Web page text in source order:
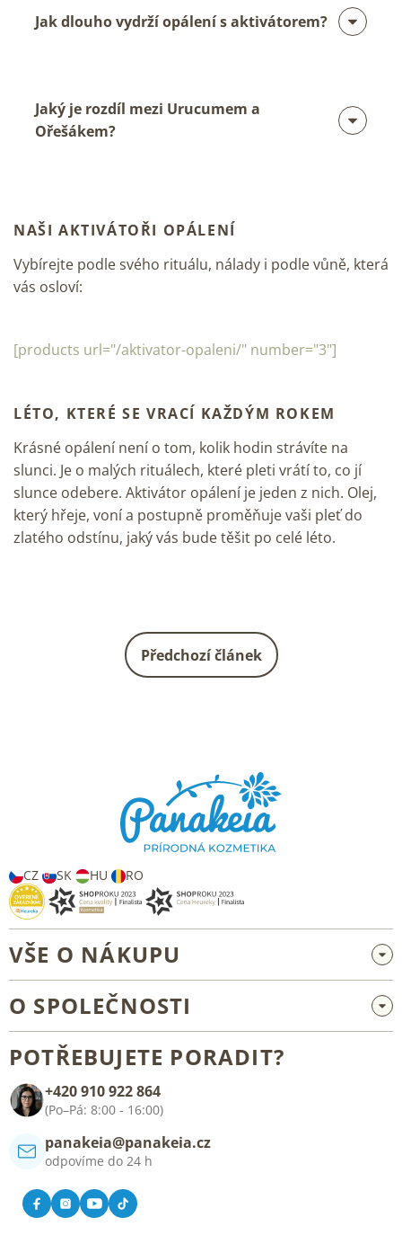
Jak dlouho vydrží opálení s aktivátorem?
Jaký je rozdíl mezi Urucumem a
Ořešákem?
NAŠI AKTIVÁTOŘI OPÁLENÍ
Vybírejte podle svého rituálu, nálady i podle vůně, která
vás osloví:
[products url="/aktivator-opaleni/" number="3"]
LÉTO, KTERÉ SE VRACÍ KAŽDÝM ROKEM
Krásné opálení není o tom, kolik hodin strávíte na
slunci. Je o malých rituálech, které pleti vrátí to, co jí
slunce odebere. Aktivátor opálení je jeden z nich. Olej,
který hřeje, voní a postupně proměňuje vaši pleť do
zlatého odstínu, jaký vás bude těšit po celé léto.
Předchozí článek
CZ SK HU RO
VŠE O NÁKUPU
Velkoobchod a spolupráce
Všeobecné obchodní podmínky
O SPOLEČNOSTI
Kontakt
POTŘEBUJETE PORADIT?
+420 910 922 864
(Po–Pá: 8:00 - 16:00)
panakeia@panakeia.cz
odpovíme do 24 h